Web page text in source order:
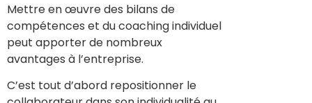
Mettre en œuvre des bilans de
compétences et du coaching individuel
peut apporter de nombreux
avantages à l’entreprise.
C’est tout d’abord repositionner le